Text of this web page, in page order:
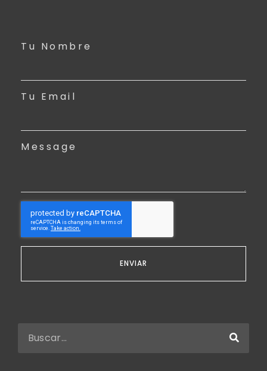
Tu Nombre
Tu Email
Message